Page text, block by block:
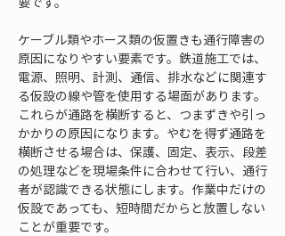
ケーブル類やホース類の仮置きも通行障害の
原因になりやすい要素です。鉄道施工では、
電源、照明、計測、通信、排水などに関連す
る仮設の線や管を使用する場面があります。
これらが通路を横断すると、つまずきや引っ
かかりの原因になります。やむを得ず通路を
横断させる場合は、保護、固定、表示、段差
の処理などを現場条件に合わせて行い、通行
者が認識できる状態にします。作業中だけの
仮設であっても、短時間だからと放置しない
ことが重要です。